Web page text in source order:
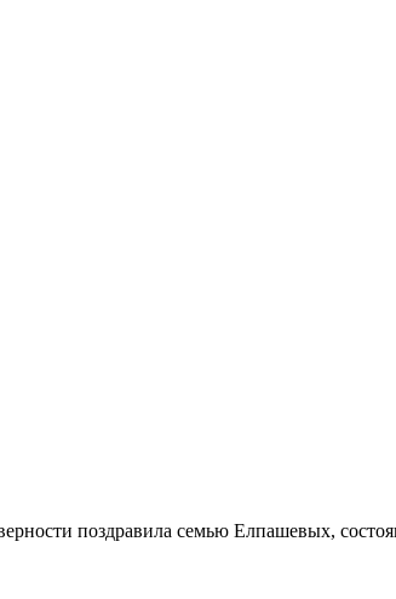
поздравила семью Елпашевых,